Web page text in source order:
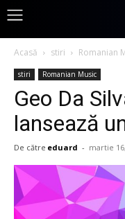
Acasă stiri Romanian
stiri Romanian Music
Geo Da
lansează
De către eduard - martie